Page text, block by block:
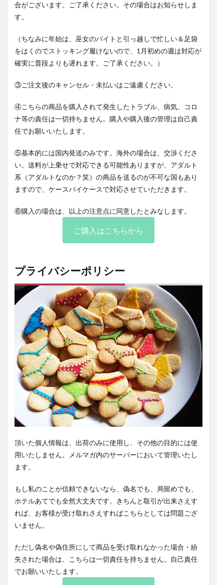
合がございます。ご了承ください。その場合はお知らせしま
す。
（ちなみに年始は、巫女のバイトと引っ越しで忙しい＆足袋
をはくのでストッキング履けないので、1月初めの週は対応が
確実に普段よりも遅れます。ご了承ください。）
③ご注文後のキャンセル・未払いはご遠慮ください。
④こちらの商品を購入されて発生したトラブル、病気、コロ
ナ等の責任は一切持ちません。購入や購入後の管理は自己責
任でお願いいたします。
⑤基本的には国内発送のみです。海外の場合は、交渉くださ
い。送料が上乗せで対応できる可能性ありますが、アダルト
系（アダルトなのか？笑）の商品を送るのが不可な国もあり
ますので、ケースバイケースで対応させていただきます。
⑥購入の場合は、以上の注意点に同意したとみなします。
ご購入はこちらから
プライバシーポリシー
頂いた個人情報は、出荷のみに使用し、その他の目的には使
用いたしません。メルマガ内のサーバーにおいて管理いたし
ます。
もし私のことが信頼できないなら、偽名でも、局留めでも、
ホテルあてでも全然大丈夫です。きちんと取引が出来さえす
れば、お客様が受け取れさえすればこちらとしては問題ござ
いません。
ただし偽名や偽住所にして商品を受け取れなかった場合・紛
失された場合は、こちらは一切責任を持ちません。自己責任
でお願いいたします。